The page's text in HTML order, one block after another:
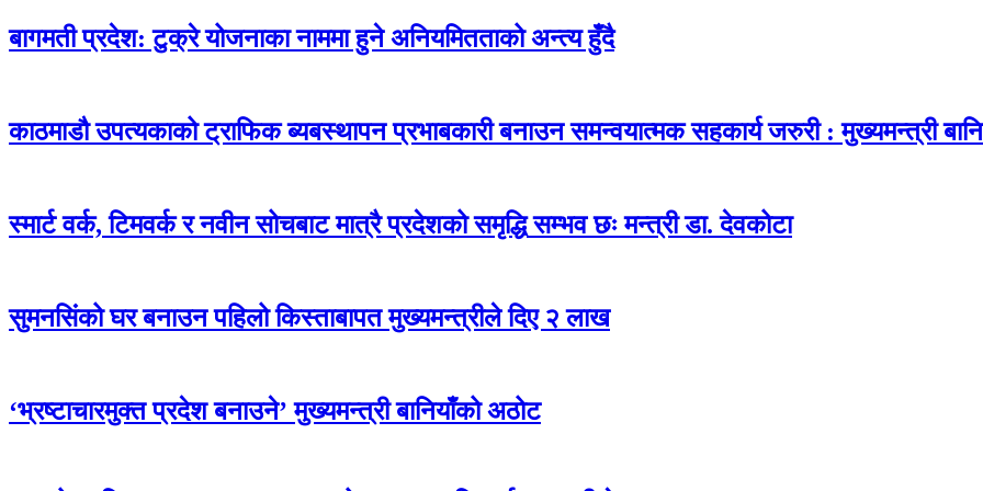
बागमती प्रदेश: टुक्रे योजनाका नाममा हुने अनियमितताको अन्त्य हुँदै
काठमाडौ उपत्यकाको ट्राफिक ब्यबस्थापन प्रभाबकारी बनाउन समन्वयात्मक सहकार्य जरुरी : मुख्यमन्त्री
स्मार्ट वर्क, टिमवर्क र नवीन सोचबाट मात्रै प्रदेशको समृद्धि सम्भव छः मन्त्री डा. देवकोटा
सुमनसिंको घर बनाउन पहिलो किस्ताबापत मुख्यमन्त्रीले दिए २ लाख
‘भ्रष्टाचारमुक्त प्रदेश बनाउने’ मुख्यमन्त्री बानियाँको अठोट